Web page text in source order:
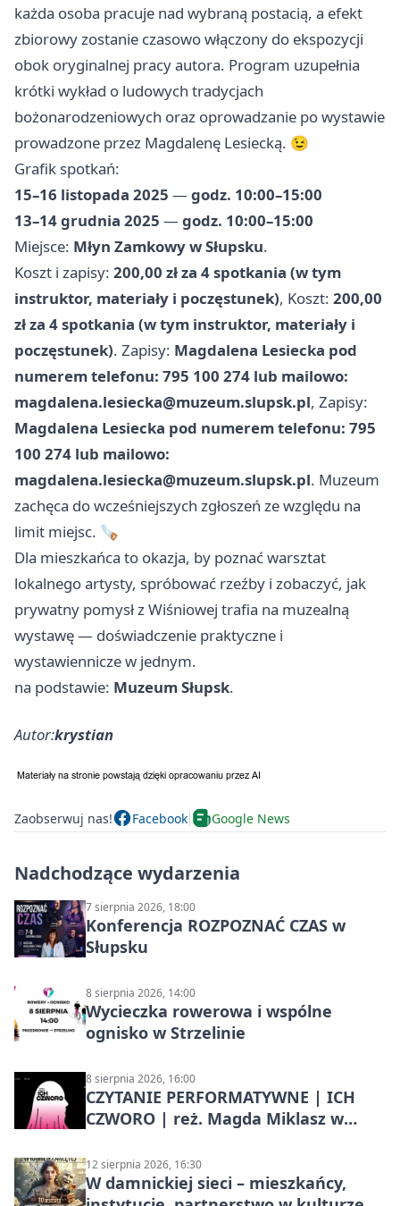
każda osoba pracuje nad wybraną postacią, a efekt
zbiorowy zostanie czasowo włączony do ekspozycji
obok oryginalnej pracy autora. Program uzupełnia
krótki wykład o ludowych tradycjach
bożonarodzeniowych oraz oprowadzanie po wystawie
prowadzone przez Magdalenę Lesiecką. 😉
Grafik spotkań:
15–16 listopada 2025 — godz. 10:00–15:00
13–14 grudnia 2025 — godz. 10:00–15:00
Miejsce: Młyn Zamkowy w Słupsku.
Koszt i zapisy: 200,00 zł za 4 spotkania (w tym
instruktor, materiały i poczęstunek), Koszt: 200,00
zł za 4 spotkania (w tym instruktor, materiały i
poczęstunek). Zapisy: Magdalena Lesiecka pod
numerem telefonu: 795 100 274 lub mailowo:
magdalena.lesiecka@muzeum.slupsk.pl, Zapisy:
Magdalena Lesiecka pod numerem telefonu: 795
100 274 lub mailowo:
magdalena.lesiecka@muzeum.slupsk.pl. Muzeum
zachęca do wcześniejszych zgłoszeń ze względu na
limit miejsc. 🪚
Dla mieszkańca to okazja, by poznać warsztat
lokalnego artysty, spróbować rzeźby i zobaczyć, jak
prywatny pomysł z Wiśniowej trafia na muzealną
wystawę — doświadczenie praktyczne i
wystawiennicze w jednym.
na podstawie: Muzeum Słupsk.
Autor:krystian
Zaobserwuj nas! Facebook Google News
Nadchodzące wydarzenia
7 sierpnia 2026, 18:00
Konferencja ROZPOZNAĆ CZAS w
Słupsku
8 sierpnia 2026, 14:00
Wycieczka rowerowa i wspólne
ognisko w Strzelinie
8 sierpnia 2026, 16:00
CZYTANIE PERFORMATYWNE | ICH
CZWORO | reż. Magda Miklasz w
12 sierpnia 2026, 16:30
W damnickiej sieci – mieszkańcy,